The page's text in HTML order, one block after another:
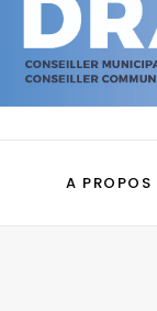
A PROPOS